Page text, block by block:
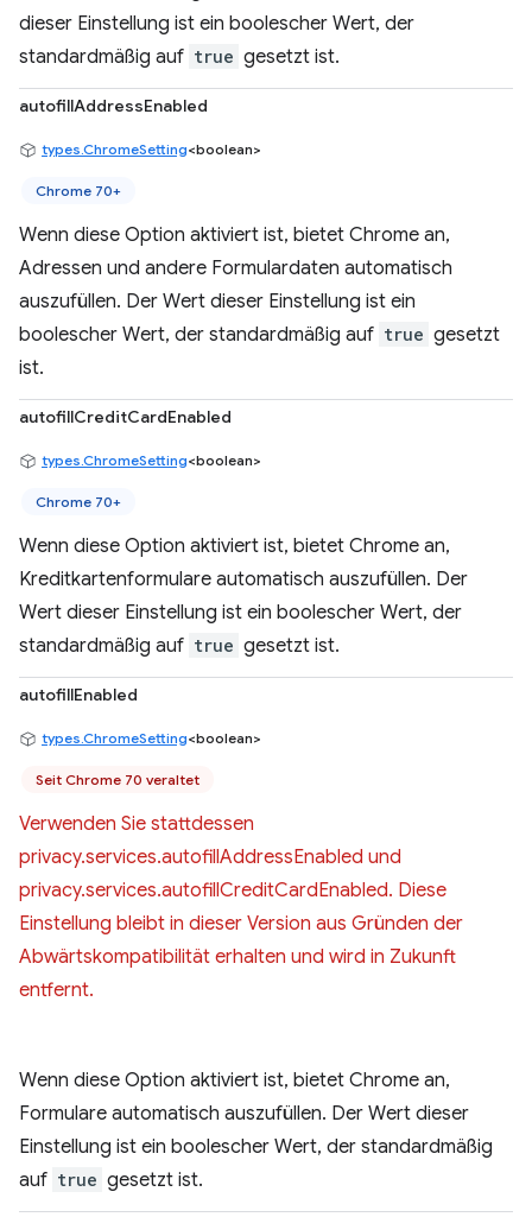
dieser Einstellung ist ein boolescher Wert, der
standardmäßig auf true gesetzt ist.
autofillAddressEnabled
types.ChromeSetting<boolean>
Chrome 70+
Wenn diese Option aktiviert ist, bietet Chrome an,
Adressen und andere Formulardaten automatisch
auszufüllen. Der Wert dieser Einstellung ist ein
boolescher Wert, der standardmäßig auf true gesetzt
ist.
autofillCreditCardEnabled
types.ChromeSetting<boolean>
Chrome 70+
Wenn diese Option aktiviert ist, bietet Chrome an,
Kreditkartenformulare automatisch auszufüllen. Der
Wert dieser Einstellung ist ein boolescher Wert, der
standardmäßig auf true gesetzt ist.
autofillEnabled
types.ChromeSetting<boolean>
Seit Chrome 70 veraltet
Verwenden Sie stattdessen
privacy.services.autofillAddressEnabled und
privacy.services.autofillCreditCardEnabled. Diese
Einstellung bleibt in dieser Version aus Gründen der
Abwärtskompatibilität erhalten und wird in Zukunft
entfernt.
Wenn diese Option aktiviert ist, bietet Chrome an,
Formulare automatisch auszufüllen. Der Wert dieser
Einstellung ist ein boolescher Wert, der standardmäßig
auf true gesetzt ist.